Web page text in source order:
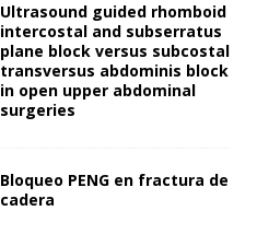
Ultrasound guided rhomboid
intercostal and subserratus
plane block versus subcostal
transversus abdominis block
in open upper abdominal
surgeries
Bloqueo PENG en fractura de
cadera